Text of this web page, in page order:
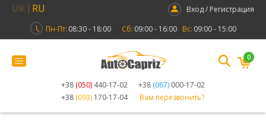
UK RU
Вход / Регистрация
Пн-Пт: 08:30 - 18:00 Сб: 09:00 - 16:00 Вс: 09:00 - 15:00
+38 (050) 440-17-02 +38 (067) 000-17-02
+38 (093) 170-17-04 Вам перезвонить?
0